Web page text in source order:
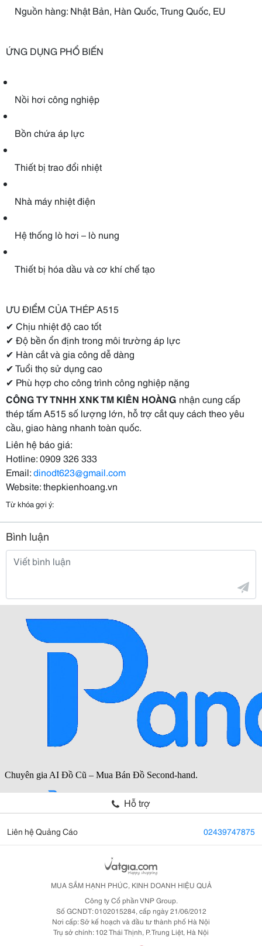
Nguồn hàng: Nhật Bản, Hàn Quốc, Trung Quốc, EU
ỨNG DỤNG PHỔ BIẾN
Nồi hơi công nghiệp
Bồn chứa áp lực
Thiết bị trao đổi nhiệt
Nhà máy nhiệt điện
Hệ thống lò hơi – lò nung
Thiết bị hóa dầu và cơ khí chế tạo
ƯU ĐIỂM CỦA THÉP A515
✔ Chịu nhiệt độ cao tốt
✔ Độ bền ổn định trong môi trường áp lực
✔ Hàn cắt và gia công dễ dàng
✔ Tuổi thọ sử dụng cao
✔ Phù hợp cho công trình công nghiệp nặng
CÔNG TY TNHH XNK TM KIÊN HOÀNG nhận cung cấp
thép tấm A515 số lượng lớn, hỗ trợ cắt quy cách theo yêu
cầu, giao hàng nhanh toàn quốc.
Liên hệ báo giá:
Hotline: 0909 326 333
Email:dinodt623@gmail.com
Website: thepkienhoang.vn
Từ khóa gợi ý:
Bình luận
Hỗ trợ
Liên hệ Quảng Cáo 02439747875
MUA SẮM HẠNH PHÚC, KINH DOANH HIỆU QUẢ
Công ty Cổ phần VNP Group.
Số GCNDT: 0102015284, cấp ngày 21/06/2012
Nơi cấp: Sở kế hoạch và đầu tư thành phố Hà Nội
Trụ sở chính: 102 Thái Thịnh, P. Trung Liệt, Hà Nội